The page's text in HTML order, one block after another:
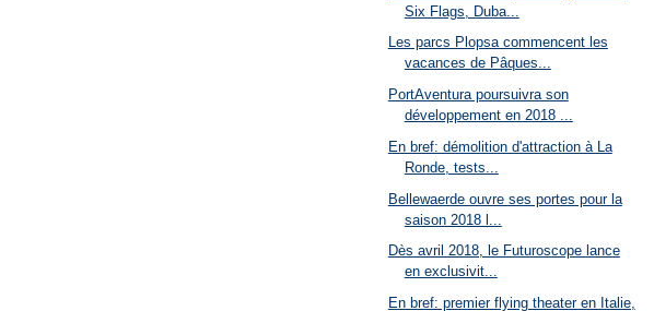
Six Flags, Duba...
Les parcs Plopsa commencent les
vacances de Pâques...
PortAventura poursuivra son
développement en 2018 ...
En bref: démolition d'attraction à La
Ronde, tests...
Bellewaerde ouvre ses portes pour la
saison 2018 l...
Dès avril 2018, le Futuroscope lance
en exclusivit...
En bref: premier flying theater en Italie,